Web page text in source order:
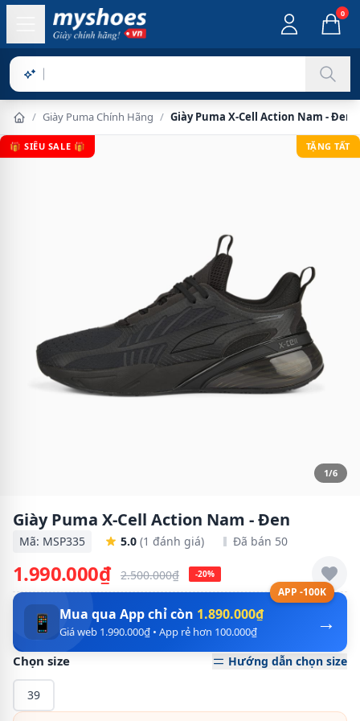
0
Sản phẩm ch
/ Giày Puma Chính Hãng / Giày Puma X-Cell Action Nam - Đen
🎁 SIÊU SALE 🎁 TẶNG TẤT
1/6
Giày Puma X-Cell Action Nam - Đen
Mã: MSP335 5.0 (1 đánh giá) Đã bán 50
1.990.000₫ 2.500.000₫ -20%
APP -100K
→
📱 Mua qua App chỉ còn 1.890.000₫
Giá web 1.990.000₫ • App rẻ hơn 100.000₫
Chọn size Hướng dẫn chọn size
39